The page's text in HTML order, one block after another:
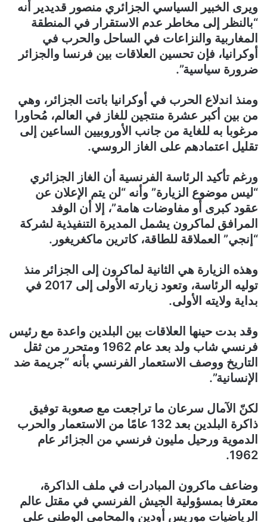
ويرى الخبير السياسي الجزائري منصور قديدير أنه
“بالنظر إلى مخاطر عدم الاستقرار في المنطقة
المغاربية والنزاعات في الساحل والحرب في
أوكرانيا، فإن تحسين العلاقات بين فرنسا والجزائر
ضرورة سياسية”.
ومنذ اندلاع الحرب في أوكرانيا باتت الجزائر، وهي
من بين أكبر عشرة منتجين للغاز في العالم، مُحاورا
مرغوبا به للغاية من جانب الأوروبيين الساعين إلى
تقليل اعتمادهم على الغاز الروسي.
ورغم تأكيد الرئاسة الفرنسية أن الغاز الجزائري
“ليس موضوع الزيارة” وأنه “لن يتم الإعلان عن
عقود كبرى أو مفاوضات هامة”، إلا أن الوفد
المرافق لماكرون يشمل المديرة التنفيذية لشركة
“إنجي” العملاقة للطاقة، كاترين ماكغريغور.
وهذه الزيارة هي الثانية لماكرون إلى الجزائر منذ
توليه الرئاسة، وتعود زيارته الأولى إلى 2017 في
بداية ولايته الأولى.
وقد بدت حينها العلاقات بين البلدين واعدة مع رئيس
فرنسي شاب ولد بعد عام 1962 ومتحرر من ثقل
التاريخ ووصف الاستعمار الفرنسي بأنه “جريمة ضد
الإنسانية”.
لكنّ الآمال سرعان ما تراجعت مع صعوبة توفيق
ذاكرة البلدين بعد 132 عامًا من الاستعمار والحرب
الدموية ورحيل مليون فرنسي من الجزائر عام
1962.
وضاعف ماكرون المبادرات في ملف الذاكرة،
معترفا بمسؤولية الجيش الفرنسي في مقتل عالم
الرياضيات موريس أودين والمحامي الوطني علي